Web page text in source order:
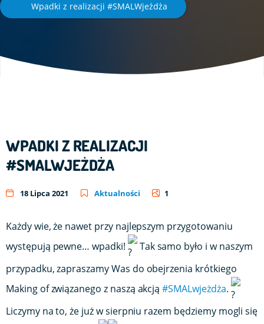
Wpadki z realizacji #SMALWjeżdża
WPADKI Z REALIZACJI
#SMALWJEŻDŻA
18 Lipca 2021 Aktualności 1
Każdy wie, że nawet przy najlepszym przygotowaniu
występują pewne… wpadki!
Tak samo było i w naszym
przypadku, zapraszamy Was do obejrzenia krótkiego
Making of związanego z naszą akcją#SMALwjeżdża.
Liczymy na to, że już w sierpniu razem będziemy mogli się